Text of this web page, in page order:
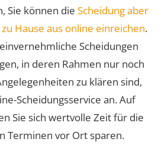
Sie können die Scheidung aber
Hause aus online einreichen.
Scheidungen
in deren Rahmen nur noch
zu klären sind,
Scheidungsservice an. Auf
Sie sich wertvolle Zeit für die
Terminen vor Ort sparen.